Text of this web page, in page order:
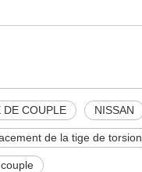
DE COUPLE NISSAN
de la tige de torsion